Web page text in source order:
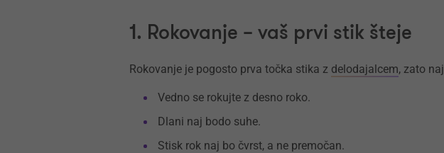
1. Rokovanje – vaš prvi stik šteje
Rokovanje je pogosto prva točka stika z delodajalcem, zato
Vedno se rokujte z desno roko.
Dlani naj bodo suhe.
Stisk rok naj bo čvrst, a ne premočan.